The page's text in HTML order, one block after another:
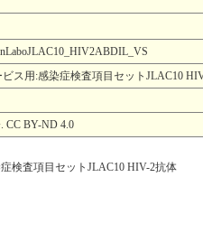
ス用:感染症検査項目セットJLAC10
CC BY-ND 4.0
検査項目セットJLAC10 HIV-2抗体